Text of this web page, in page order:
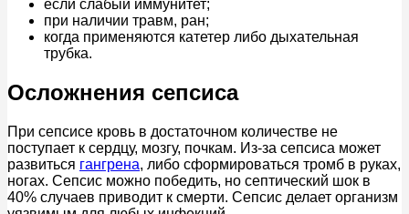
если слабый иммунитет;
при наличии травм, ран;
когда применяются катетер либо дыхательная
трубка.
Осложнения сепсиса
При сепсисе кровь в достаточном количестве не
поступает к сердцу, мозгу, почкам. Из-за сепсиса может
развиться гангрена, либо сформироваться тромб в руках,
ногах. Сепсис можно победить, но септический шок в
40% случаев приводит к смерти. Сепсис делает организм